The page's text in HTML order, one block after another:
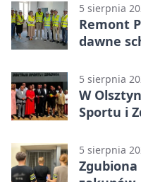
5 sierpnia
Remont
dawne
5 sierpnia
W
Sportu i
5 sierpnia
Zgubiona